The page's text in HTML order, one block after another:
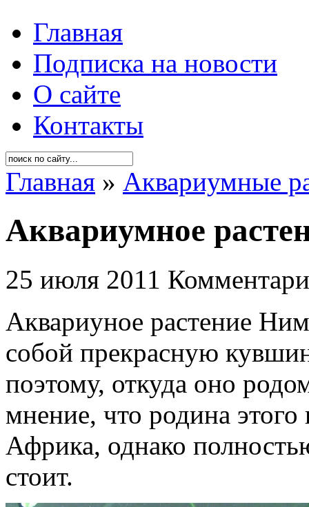
Главная
Подписка на новости
О сайте
Контакты
Главная » Аквариумные
Аквариумное
25 июля 2011
Аквариуное растение
собой прекрасную
поэтому, откуда оно
мнение, что родина
Африка, однако
стоит.